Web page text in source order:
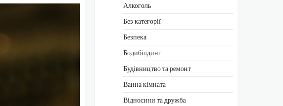
Алкоголь
Без категорії
Безпека
Бодибілдинг
Будівництво та ремонт
Ванна кімната
Відносини та дружба